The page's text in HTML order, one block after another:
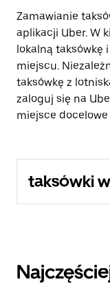
Zamawianie
aplikacji Uber. W
lokalną taksówkę
miejscu.
taksówkę z
zaloguj się na
miejsce docelowe
taksówki